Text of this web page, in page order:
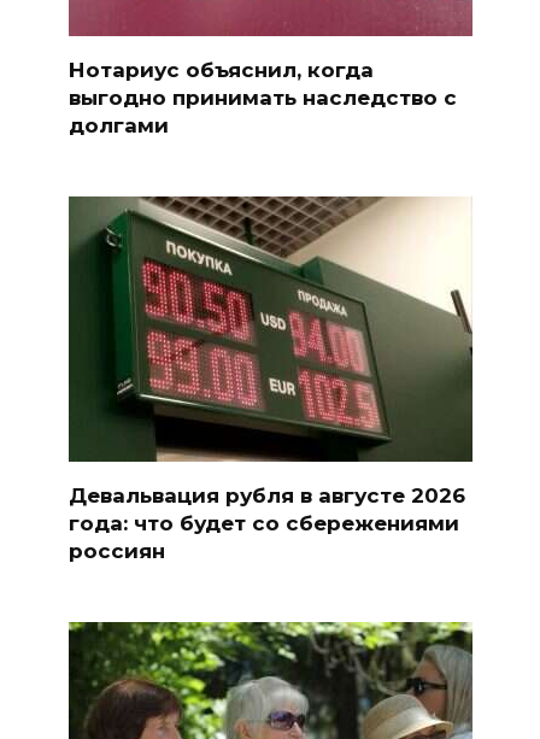
Нотариус объяснил, когда
выгодно принимать наследство с
долгами
Девальвация рубля в августе 2026
года: что будет со сбережениями
россиян